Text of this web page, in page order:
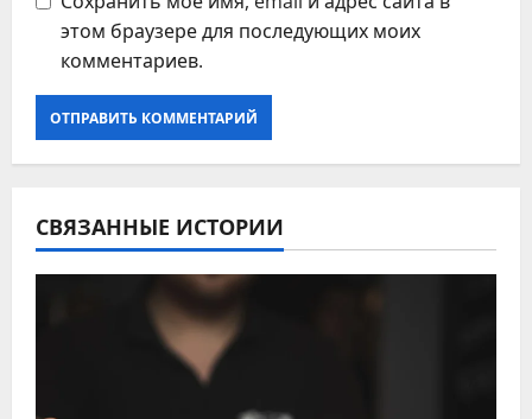
этом браузере для последующих моих
комментариев.
СВЯЗАННЫЕ ИСТОРИИ